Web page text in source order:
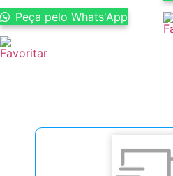
Peça pelo Whats'App